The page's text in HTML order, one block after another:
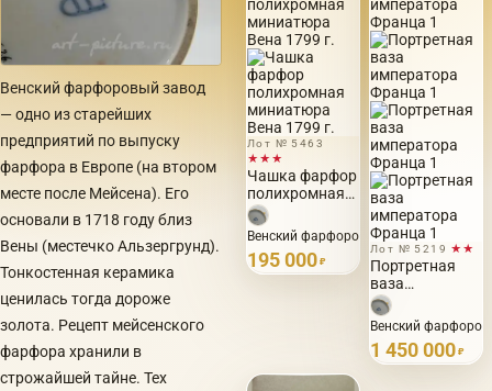
Венский фарфоровый завод
— одно из старейших
предприятий по выпуску
фарфора в Европе (на втором
месте после Мейсена). Его
основали в 1718 году близ
Вены (местечко Альзергрунд).
Тонкостенная керамика
ценилась тогда дороже
золота. Рецепт мейсенского
фарфора хранили в
строжайшей тайне. Тех
Лот № 5463
★★★
Чашка фарфор
полихромная
миниатюра
Вена 1799 г.
Венский фарфоровый завод, Роял
195 000 ₽
Лот № 5219 ★★
Портретная
ваза
императора
Франца 1
Венский
1 450 000 ₽